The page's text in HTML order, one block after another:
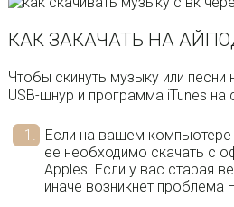
КАК ЗАКАЧАТЬ НА
Чтобы скинуть музыку или песни
USB-шнур и программа iTunes на
Если на вашем компьютере
ее необходимо скачать с
Apples. Если у вас старая
иначе возникнет проблема